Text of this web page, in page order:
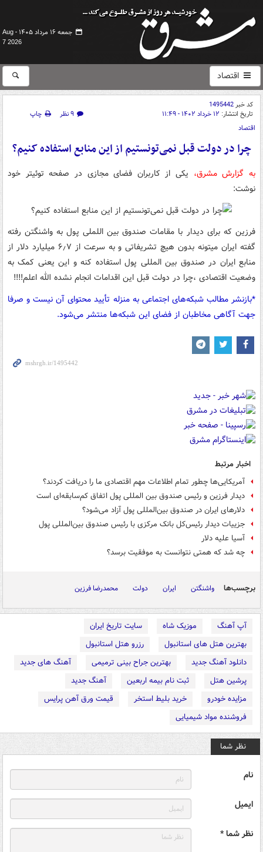
جمعه ۱۶ مرداد ۱۴۰۵ -
Aug
7 2026
اقتصاد
کد خبر1495442
تاریخ انتشار: ۱۲ خرداد ۱۴۰۲ - ۱۱:۴۹ ۹ نظر
چاپ
اقتصاد
چرا در دولت قبل نمی‌تونستیم از این منابع استفاده کنیم؟
به گزارش مشرق، یکی از کاربران فضای مجازی در صفحه توئیتر خود
نوشت:
فرزین که برای دیدار با مقامات صندوق بین اللملی پول به واشنگتن رفته
گفته ایران میتونه بدون هیچ تشریفاتی و به سرعت از ۶٫۷ میلیارد دلار از
منابع ایران در صندوق بین المللی پول استفاده کنه و این یعنی کمک به
وضعیت اقتصادی ،چرا در دولت قبل این اقدامات انجام نشده الله اعلم!!!!
*بازنشر مطالب شبکه‌های اجتماعی به منزله تأیید محتوای آن نیست و صرفا
جهت آگاهی مخاطبان از فضای این شبکه‌ها منتشر می‌شود.
اخبار مرتبط
آمریکایی‌ها چطور تمام اطلاعات مهم اقتصادی ما را دریافت کردند؟
دیدار فرزین و رئیس صندوق بین المللی پول اتفاق کم‌سابقه‌ای است
دلارهای ایران در صندوق بین‌المللی پول آزاد می‌شود؟
جزییات دیدار رئیس‌کل بانک مرکزی با رئیس صندوق بین‌المللی پول
آسیا علیه دلار
چه شد که همتی نتوانست به موفقیت برسد؟
برچسب‌ها واشنگتن ایران دولت محمدرضا فرزین
آپ آهنگ موزیک شاه
سایت تاریخ ایران
بهترین هتل های استانبول
رزرو هتل استانبول
دانلود آهنگ جدید
بهترین جراح بینی ترمیمی
آهنگ های جدید
پرشین هتل
ثبت نام بیمه اربعین
آهنگ جدید
مزایده خودرو
خرید بلیط استخر
قیمت ورق آهن پرایس
فروشنده مواد شیمیایی
نظر شما
نام
ایمیل
نظر شما *